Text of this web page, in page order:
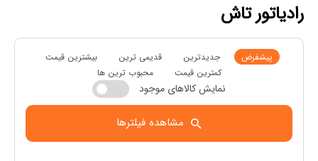
رادیاتور تاش
پیشفرض جدیدترین قدیمی ترین
بیشترین قیمت
کمترین قیمت
محبوب ترین ها
نمایش کالاهای موجود
مشاهده فیلترها